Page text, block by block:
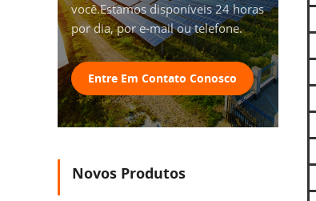
você.Estamos disponíveis 24 horas
por dia, por e-mail ou telefone.
Entre Em Contato Conosco
Novos Produtos